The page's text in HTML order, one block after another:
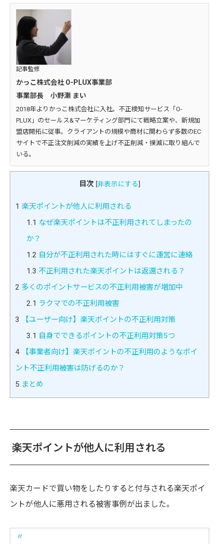
記事監修
かっこ株式会社 O-PLUX事業部
事業部長 小野瀬 まい
2018年よりかっこ株式会社に入社。不正検知サービス「O-
PLUX」のセールス&マーケティング部門にて戦略立案や、新規加
盟店開拓に従事。クライアントの規模や商材に関わらず多数のEC
サイトで不正注文削減の実績を上げ不正削減・撲滅に取り組んで
いる。
目次 [非表示にする]
1 楽天ポイントが他人に利用される
1.1 なぜ楽天ポイントは不正利用されてしまったの
か？
1.2 自分が不正利用された時にはすぐに運営に連絡
1.3 不正利用された楽天ポイントは返還される？
2 多くのポイントサービスの不正利用被害が増加中
2.1 ラクマでの不正利用被害
3
【ユーザー向け】楽天ポイントの不正利用対策
3.1 自身でできるポイントの不正利用対策5つ
4 【事業者向け】楽天ポイントの不正利用のようなポイ
ント不正利用被害は防げるのか？
5 まとめ
楽天ポイントが他人に利用される
楽天カードで買い物をしたりすると付与される楽天ポイ
ントが他人に悪用される被害事例が出ました。